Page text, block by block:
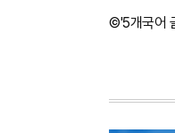
©'5개국어